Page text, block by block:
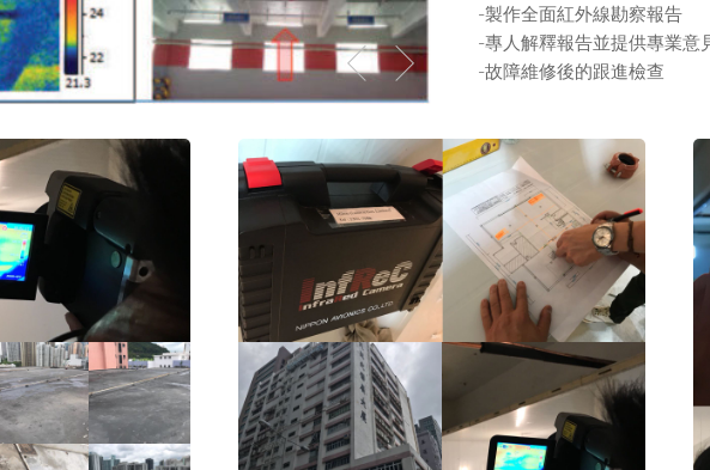
-製作全面紅外線勘察報告
-專人解釋報告並提供專業意
-故障維修後的跟進檢查